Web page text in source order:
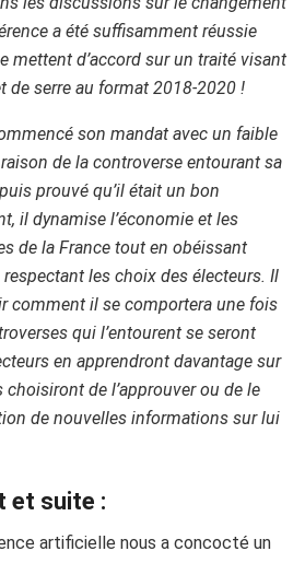
a été suffisamment réussie
mettent d’accord sur un traité visant
de serre au format 2018-2020 !
son mandat avec un faible
de la controverse entourant sa
prouvé qu’il était un bon
il dynamise l’économie et les
de la France tout en obéissant
les choix des électeurs. Il
comment il se comportera une fois
qui l’entourent se seront
en apprendront davantage sur
de l’approuver ou de le
de nouvelles informations sur lui
et suite :
artificielle nous a concocté un